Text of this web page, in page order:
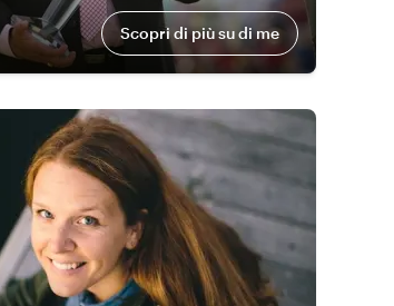
Scopri di più su di me